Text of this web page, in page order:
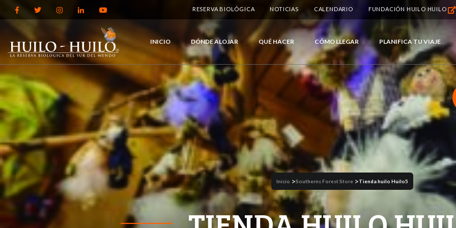
RESERVA BIOLÓGICA NOTICIAS CALENDARIO FUNDACIÓN HUILO HUILO
INICIO DÓNDE ALOJAR QUÉ HACER CÓMO LLEGAR PLANIFICA TU VIAJE
Inicio >Southerns Forest Store >Tienda huilo Huilo5